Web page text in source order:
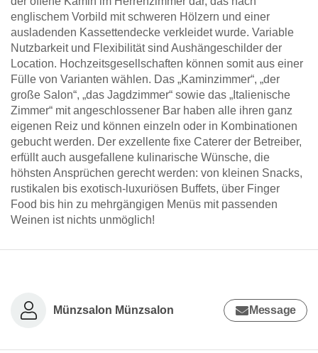
englischem Vorbild mit schweren Hölzern und einer
ausladenden Kassettendecke verkleidet wurde. Variable
Nutzbarkeit und Flexibilität sind Aushängeschilder der
Location. Hochzeitsgesellschaften können somit aus einer
Fülle von Varianten wählen. Das „Kaminzimmer“, „der
große Salon“, „das Jagdzimmer“ sowie das „Italienische
Zimmer“ mit angeschlossener Bar haben alle ihren ganz
eigenen Reiz und können einzeln oder in Kombinationen
gebucht werden. Der exzellente fixe Caterer der Betreiber,
erfüllt auch ausgefallene kulinarische Wünsche, die
höhsten Ansprüchen gerecht werden: von kleinen Snacks,
rustikalen bis exotisch-luxuriösen Buffets, über Finger
Food bis hin zu mehrgängigen Menüs mit passenden
Weinen ist nichts unmöglich!
Münzsalon Münzsalon Message